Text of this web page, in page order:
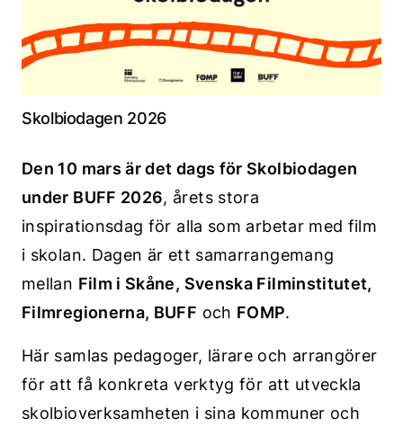
Skolbiodagen 2026
Den 10 mars är det dags för Skolbiodagen
under BUFF 2026, årets stora
inspirationsdag för alla som arbetar med film
i skolan. Dagen är ett samarrangemang
mellan Film i Skåne, Svenska Filminstitutet,
Filmregionerna, BUFF och FOMP.
Här samlas pedagoger, lärare och arrangörer
för att få konkreta verktyg för att utveckla
skolbioverksamheten i sina kommuner och